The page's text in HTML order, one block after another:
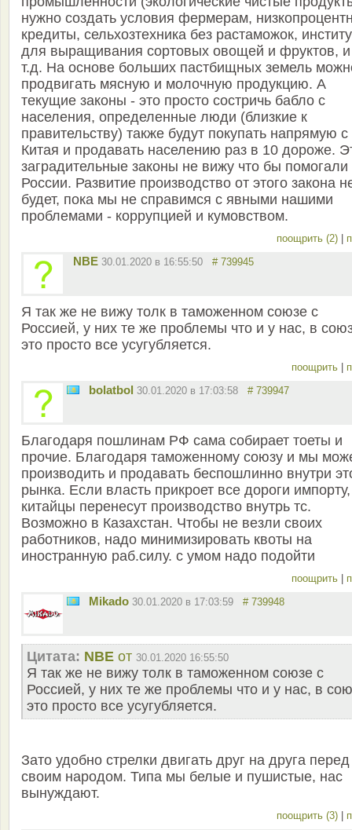
нужно создать условия фермерам,
кредиты, сельхозтехника без растаможок,
для выращивания сортовых овощей и фруктов, и
т.д. На основе больших пастбищных земель
продвигать мясную и молочную продукцию. А
текущие законы - это просто состричь бабло с
населения, определенные люди (близкие к
правительству) также будут покупать напрямую с
Китая и продавать населению раз в 10 дороже.
заградительные законы не вижу что бы помогали
России. Развитие производство от этого закона
будет, пока мы не справимся с явными нашими
проблемами - коррупцией и кумовством.
поощрить (2)
NBE 30.01.2020 в 16:55:50 # 739945
Я так же не вижу толк в таможенном союзе с
Россией, у них те же проблемы что и у нас, в
это просто все усугубляется.
поощрить
bolatbol 30.01.2020 в 17:03:58 # 739947
Благодаря пошлинам РФ сама собирает тоеты и
прочие. Благодаря таможенному союзу и мы
производить и продавать беспошлинно внутри
рынка. Если власть прикроет все дороги импорту,
китайцы перенесут производство внутрь тс.
Возможно в Казахстан. Чтобы не везли своих
работников, надо минимизировать квоты на
иностранную раб.силу. с умом надо подойти
поощрить
Mikado 30.01.2020 в 17:03:59 # 739948
Цитата: NBE от 30.01.2020 16:55:50
Я так же не вижу толк в таможенном союзе с
Россией, у них те же проблемы что и у нас, в
это просто все усугубляется.
Зато удобно стрелки двигать друг на друга перед
своим народом. Типа мы белые и пушистые, нас
вынуждают.
поощрить (3)